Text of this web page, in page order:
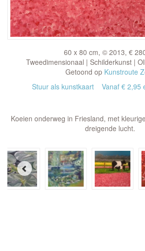
60 x 80 cm, © 2013, €
Tweedimensionaal | Schilderkunst |
Getoond op Kunstroute
Stuur als kunstkaart Vanaf € 2,95
Koeien onderweg in Friesland, met
dreigende lucht.